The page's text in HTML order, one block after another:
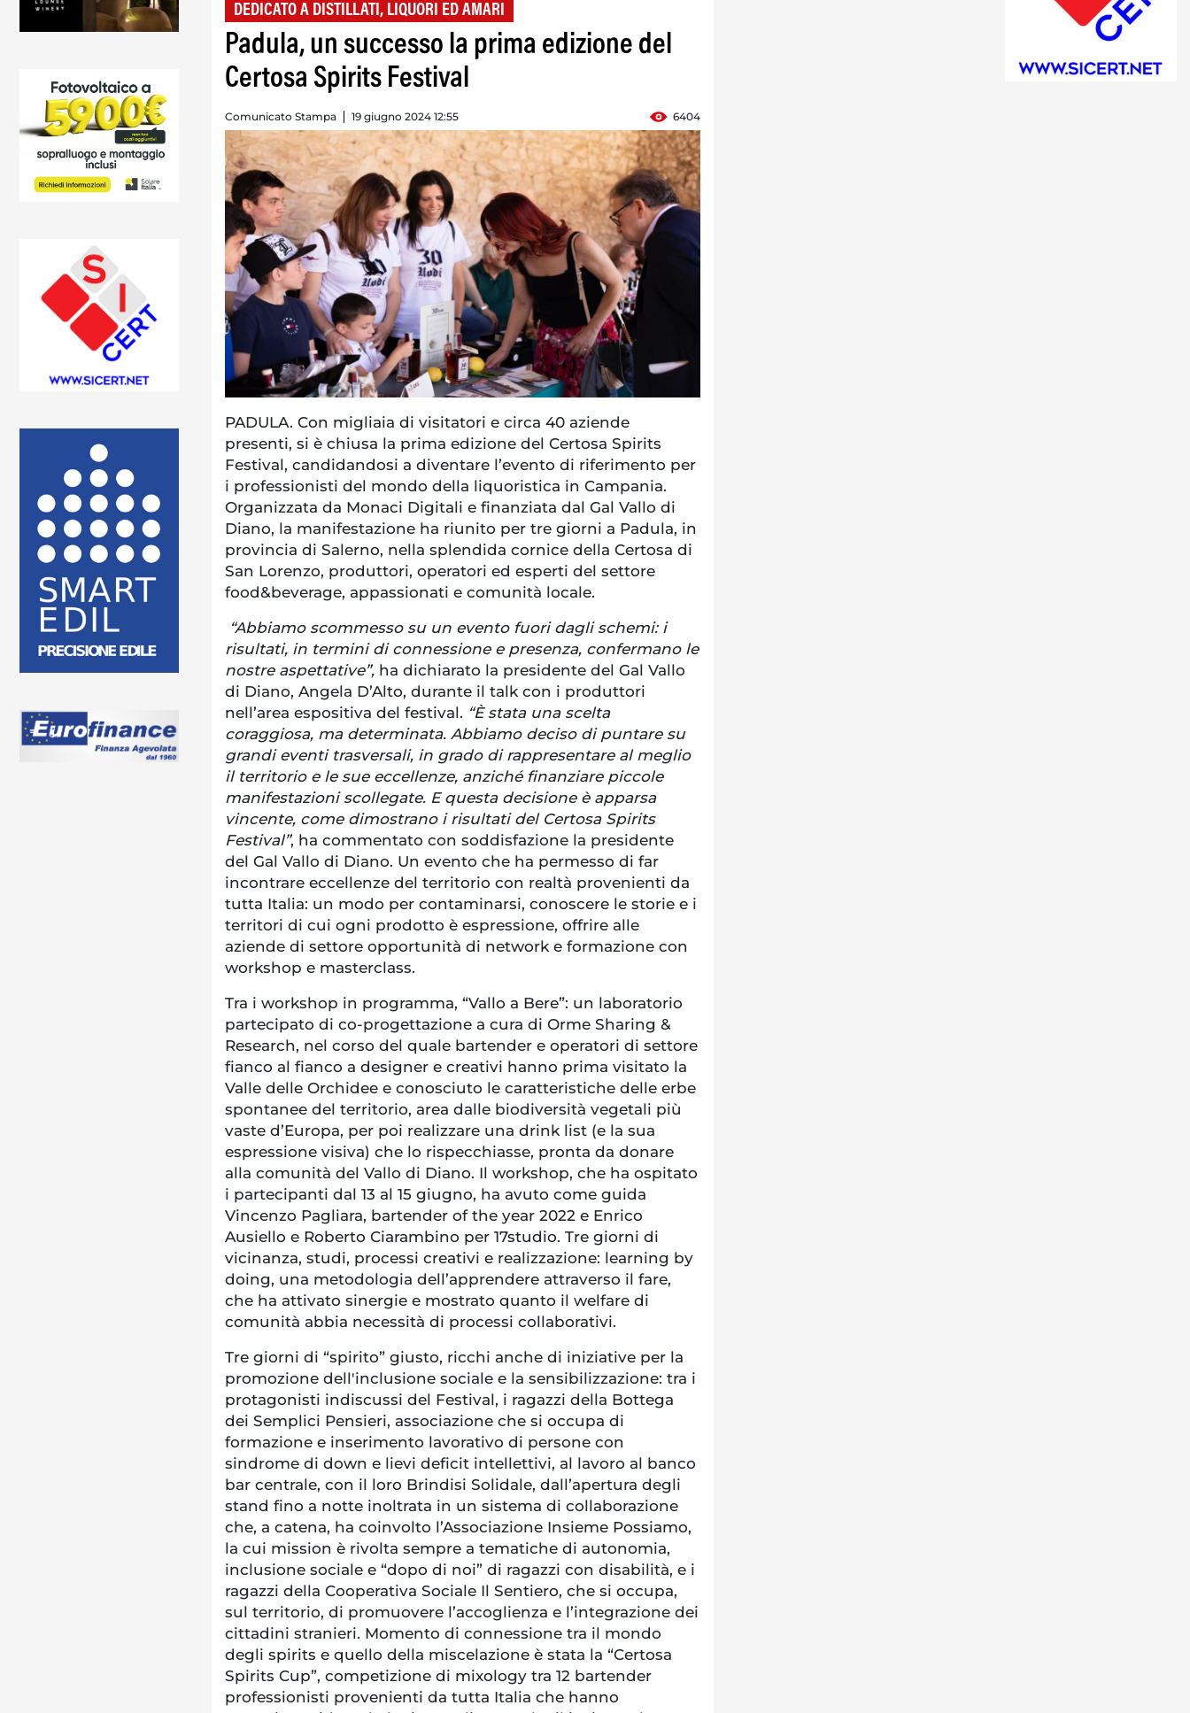
DEDICATO A DISTILLATI, LIQUORI ED AMARI
Padula, un successo la prima edizione del
Certosa Spirits Festival
Comunicato Stampa 19 giugno 2024 12:55 6404
PADULA. Con migliaia di visitatori e circa 40 aziende
presenti, si è chiusa la prima edizione del Certosa Spirits
Festival, candidandosi a diventare l’evento di riferimento per
i professionisti del mondo della liquoristica in Campania.
Organizzata da Monaci Digitali e finanziata dal Gal Vallo di
Diano, la manifestazione ha riunito per tre giorni a Padula, in
provincia di Salerno, nella splendida cornice della Certosa di
San Lorenzo, produttori, operatori ed esperti del settore
food&beverage, appassionati e comunità locale.
“Abbiamo scommesso su un evento fuori dagli schemi: i
risultati, in termini di connessione e presenza, confermano le
nostre aspettative”, ha dichiarato la presidente del Gal Vallo
di Diano, Angela D’Alto, durante il talk con i produttori
nell’area espositiva del festival. “È stata una scelta
coraggiosa, ma determinata. Abbiamo deciso di puntare su
grandi eventi trasversali, in grado di rappresentare al meglio
il territorio e le sue eccellenze, anziché finanziare piccole
manifestazioni scollegate. E questa decisione è apparsa
vincente, come dimostrano i risultati del Certosa Spirits
Festival”, ha commentato con soddisfazione la presidente
del Gal Vallo di Diano. Un evento che ha permesso di far
incontrare eccellenze del territorio con realtà provenienti da
tutta Italia: un modo per contaminarsi, conoscere le storie e i
territori di cui ogni prodotto è espressione, offrire alle
aziende di settore opportunità di network e formazione con
workshop e masterclass.
Tra i workshop in programma, “Vallo a Bere”: un laboratorio
partecipato di co-progettazione a cura di Orme Sharing &
Research, nel corso del quale bartender e operatori di settore
fianco al fianco a designer e creativi hanno prima visitato la
Valle delle Orchidee e conosciuto le caratteristiche delle erbe
spontanee del territorio, area dalle biodiversità vegetali più
vaste d’Europa, per poi realizzare una drink list (e la sua
espressione visiva) che lo rispecchiasse, pronta da donare
alla comunità del Vallo di Diano. Il workshop, che ha ospitato
i partecipanti dal 13 al 15 giugno, ha avuto come guida
Vincenzo Pagliara, bartender of the year 2022 e Enrico
Ausiello e Roberto Ciarambino per 17studio. Tre giorni di
vicinanza, studi, processi creativi e realizzazione: learning by
doing, una metodologia dell’apprendere attraverso il fare,
che ha attivato sinergie e mostrato quanto il welfare di
comunità abbia necessità di processi collaborativi.
Tre giorni di “spirito” giusto, ricchi anche di iniziative per la
promozione dell'inclusione sociale e la sensibilizzazione: tra i
protagonisti indiscussi del Festival, i ragazzi della Bottega
dei Semplici Pensieri, associazione che si occupa di
formazione e inserimento lavorativo di persone con
sindrome di down e lievi deficit intellettivi, al lavoro al banco
bar centrale, con il loro Brindisi Solidale, dall’apertura degli
stand fino a notte inoltrata in un sistema di collaborazione
che, a catena, ha coinvolto l’Associazione Insieme Possiamo,
la cui mission è rivolta sempre a tematiche di autonomia,
inclusione sociale e “dopo di noi” di ragazzi con disabilità, e i
ragazzi della Cooperativa Sociale Il Sentiero, che si occupa,
sul territorio, di promuovere l’accoglienza e l’integrazione dei
cittadini stranieri. Momento di connessione tra il mondo
degli spirits e quello della miscelazione è stata la “Certosa
Spirits Cup”, competizione di mixology tra 12 bartender
professionisti provenienti da tutta Italia che hanno